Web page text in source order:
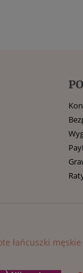
łańcuszki męskie